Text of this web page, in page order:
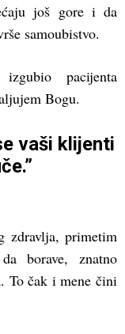
još gore i da
samoubistvo.
pacijenta
Bogu.
vaši klijenti
zdravlja, primetim
borave, znatno
To čak i mene čini